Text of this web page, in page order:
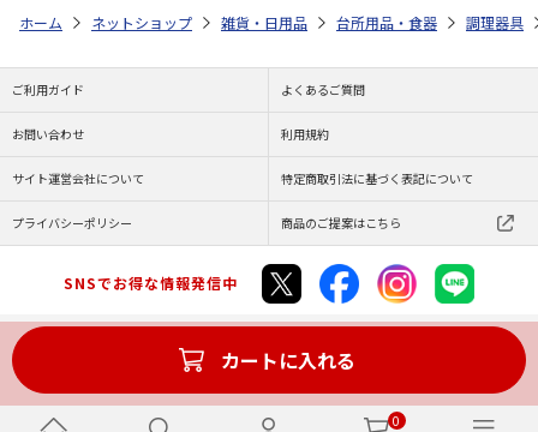
0
カートに入れる
ホーム ネットショップ 雑貨・日用品 台所用品・食器 調理器具
ご利用ガイド よくあるご質問
お問い合わせ 利用規約
サイト運営会社について 特定商取引法に基づく表記について
プライバシーポリシー 商品のご提案はこちら
SNSでお得な情報発信中